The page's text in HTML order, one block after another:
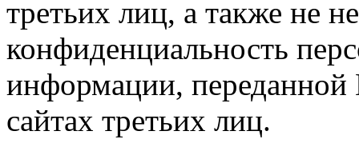
третьих лиц, а также не
конфиденциальность
информации, переданной
сайтах третьих лиц.